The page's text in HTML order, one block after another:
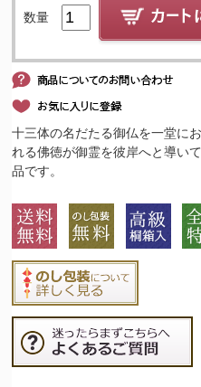
数量
十三体の名だたる御仏を一堂に
れる佛徳が御霊を彼岸へと導い
品です。